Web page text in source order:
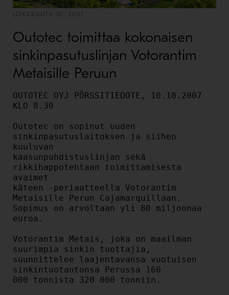
LOKAKUUTA 10, 2007
Outotec toimittaa kokonaisen
sinkinpasutuslinjan Votorantim
Metaisille Peruun
OUTOTEC OYJ PÖRSSITIEDOTE, 10.10.2007
KLO 8.30
Outotec on sopinut uuden
sinkinpasutuslaitoksen ja siihen
kuuluvan
kaasunpuhdistuslinjan sekä
rikkihappotehtaan toimittamisesta
avaimet
käteen -periaatteella Votorantim
Metaisille Perun Cajamarquillaan.
Sopimus on arvoltaan yli 80 miljoonaa
euroa.
Votorantim Metais, joka on maailman
suurimpia sinkin tuottajia,
suunnittelee laajentavansa vuotuisen
sinkintuotantonsa Perussa 160
000 tonnista 320 000 tonniin.